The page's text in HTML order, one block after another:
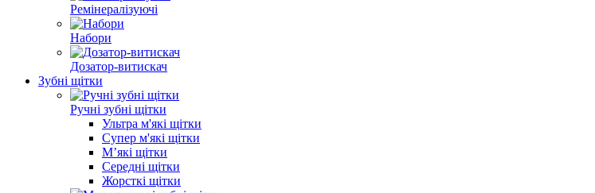
Ремінералізуючі
Набори
Дозатор-витискач
Зубні щітки
Ручні зубні щітки
Ультра м'які щітки
Супер м'які щітки
М’які щітки
Середні щітки
Жорсткі щітки